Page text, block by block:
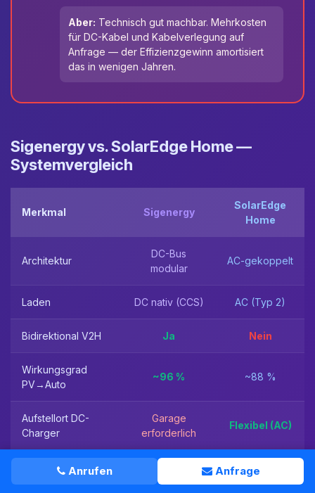
Aber: Technisch gut machbar. Mehrkosten
für DC-Kabel und Kabelverlegung auf
Anfrage — der Effizienzgewinn amortisiert
das in wenigen Jahren.
Sigenergy vs. SolarEdge Home —
Systemvergleich
Merkmal Sigenergy
SolarEdge
Home
Architektur
DC-Bus
modular
AC-gekoppelt
Laden DC nativ (CCS) AC (Typ 2)
Bidirektional V2H Ja Nein
Wirkungsgrad
PV→Auto
~96 % ~88 %
Aufstellort DC-
Charger
Garage
erforderlich
Flexibel (AC)
Batteriekapazität bis 23 kWh
Anrufen Anfrage